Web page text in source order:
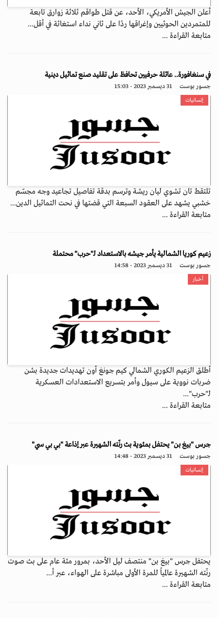
أعلن الجيش الأمريكي، الأحد، عن قتل طواقم ثلاثة زوارق تابعة
للمتمردين الحوثيين وإغراقها ردًا على ثاني نداء استغاثة في أقل...
متابعة القراءة ...
في سنغافورة.. عائلة حرفيين تحافظ على تقليد صنع تماثيل دينية
جسور بوست 31 ديسمبر 2023 - 15:03
إنسانيات
تلتقط تان تشوي ليان ريشة وترسم بدقة تفاصيل تجاعيد وجه مجسّم
خشبي يشهد على العقود السبعة التي قضتها في نحت التماثيل الدين...
متابعة القراءة ...
زعيم كوريا الشمالية يأمر جيشه بالاستعداد لـ"حرب" محتملة
جسور بوست 31 ديسمبر 2023 - 14:58
أخبار
أطلق الزعيم الكوري الشمالي كيم جونغ أون تهديدات جديدة بشن
ضربات نووية على سيول وأمر بتسريع الاستعدادات العسكرية
لـ"حرب"...
متابعة القراءة ...
جرس "بيغ بن" يحتفل بمئوية بث رنّته الشهيرة عبر إذاعة "بي بي سي"
جسور بوست 31 ديسمبر 2023 - 14:48
إنسانيات
يحتفل جرس "بيغ بن" منتصف ليل الأحد، بمرور مئة عام على بث صوت
رنّته الشهيرة عالمياً للمرة الأولى مباشرة على الهواء، عبر أ...
متابعة القراءة ...